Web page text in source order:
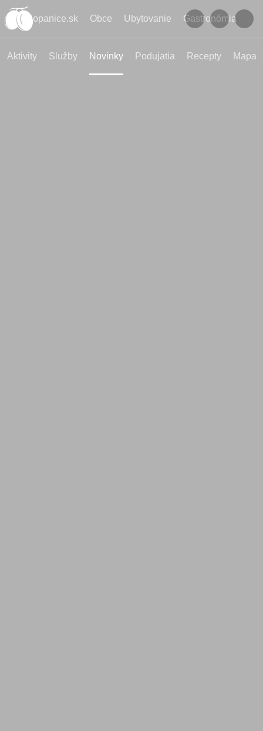
Kopanice.sk Obce Ubytovanie Gastronómia
Aktivity Služby Novinky Podujatia Recepty Mapa